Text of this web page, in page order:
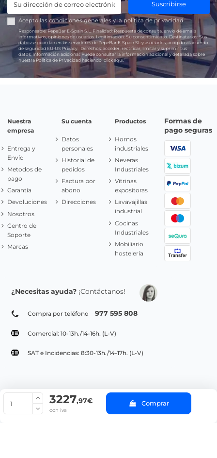
3227,97€
con iva
Comprar
Suscribirse
Acepto las condiciones generales y lapolítica de privacidad
Responsable:PepeBar E-Spain S.L. Finalidad: Respuesta de consulta, envío de emails
informativos, opiniones de usuarios. Legitimación: Su consentimiento. Destinatarios:Sus
datos se guardan en los servidores de PepeBar E-Spain SL y asociados, acogido al acuerdo
de seguridad EU-US Privacy.
Derechos: acceder, rectificar, limitar y suprimir tus
datos.Información adicional:Puede consultar la información adicional y detallada sobre
nuestra Política de Privacidad haciendoclick aquí.
Nuestra
empresa
Entrega y
Envío
Metodos de
pago
Garantía
Devoluciones
Nosotros
Centro de
Soporte
Marcas
Su cuenta
Datos
personales
Historial de
pedidos
Factura por
abono
Direcciones
Productos
Hornos
industriales
Neveras
Industriales
Vitrinas
expositoras
Lavavajillas
industrial
Cocinas
Industriales
Mobiliario
hostelería
Formas de
pago seguras
¿Necesitas ayuda? ¡Contáctanos!
Compra por teléfono 977 595 808
Comercial: 10-13h./14-16h. (L-V)
SAT e Incidencias: 8:30-13h./14-17h. (L-V)
© Copyright 2022 PepeBar.com | Política de cookies |
Aviso legal y
Condiciones generales de compra |